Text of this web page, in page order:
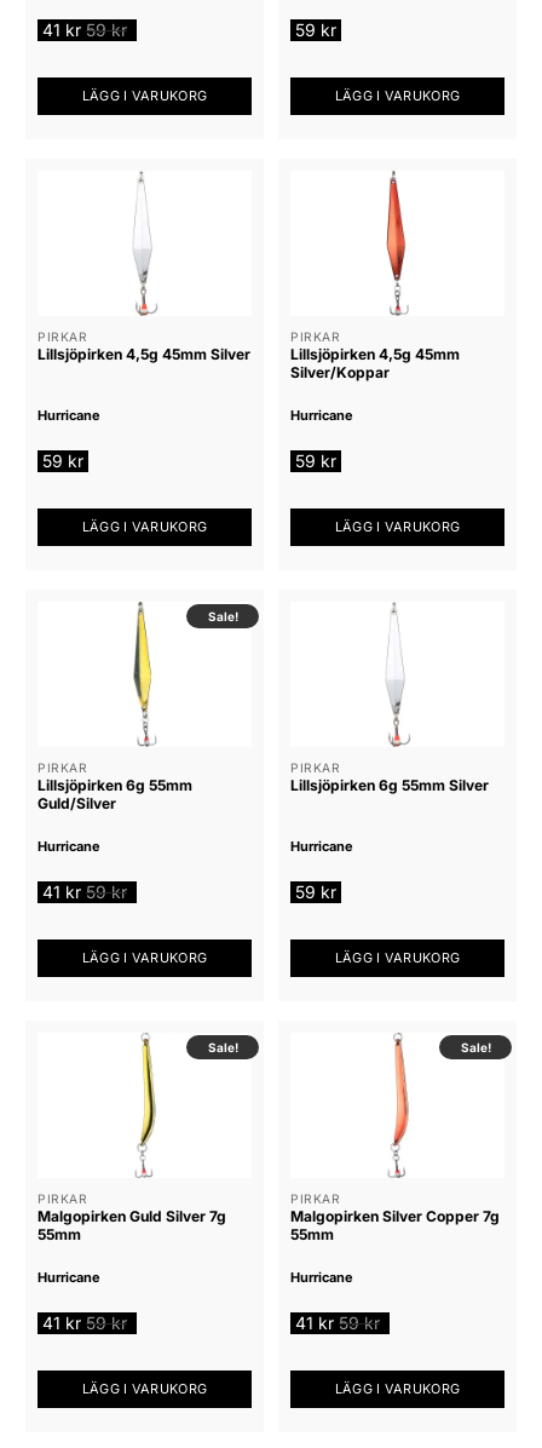
41 kr 59kr
LÄGG I VARUKORG
59 kr
LÄGG I VARUKORG
PIRKAR
Lillsjöpirken 4,5g 45mm Silver
Hurricane
59 kr
LÄGG I VARUKORG
PIRKAR
Lillsjöpirken 4,5g 45mm
Silver/Koppar
Hurricane
59 kr
LÄGG I VARUKORG
Sale!
PIRKAR
Lillsjöpirken 6g 55mm
Guld/Silver
Hurricane
41 kr 59kr
LÄGG I VARUKORG
PIRKAR
Lillsjöpirken 6g 55mm Silver
Hurricane
59 kr
LÄGG I VARUKORG
Sale!
PIRKAR
Malgopirken Guld Silver 7g
55mm
Hurricane
41 kr 59kr
LÄGG I VARUKORG
Sale!
PIRKAR
Malgopirken Silver Copper 7g
55mm
Hurricane
41 kr 59kr
LÄGG I VARUKORG